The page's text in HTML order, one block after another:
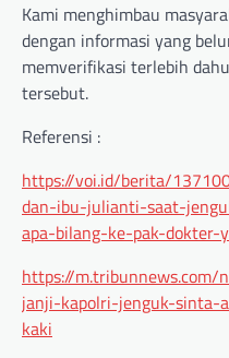
Kami menghimbau
dengan informasi yang
memverifikasi terlebih
tersebut.
Referensi :
https://voi.id/berita/
dan-ibu-julianti-saat-
apa-bilang-ke-pak-dokter-
https://
janji-kapolri-jenguk-sinta-
kaki